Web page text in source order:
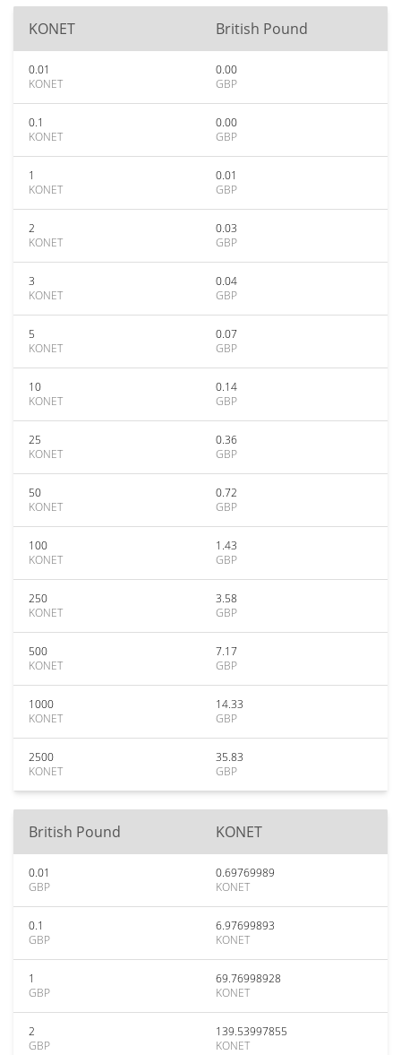
KONET British Pound
0.01
KONET
0.00
GBP
0.1
KONET
0.00
GBP
1
KONET
0.01
GBP
2
KONET
0.03
GBP
3
KONET
0.04
GBP
5
KONET
0.07
GBP
10
KONET
0.14
GBP
25
KONET
0.36
GBP
50
KONET
0.72
GBP
100
KONET
1.43
GBP
250
KONET
3.58
GBP
500
KONET
7.17
GBP
1000
KONET
14.33
GBP
2500
KONET
35.83
GBP
British Pound KONET
0.01
GBP
0.69769989
KONET
0.1
GBP
6.97699893
KONET
1
GBP
69.76998928
KONET
2
GBP
139.53997855
KONET